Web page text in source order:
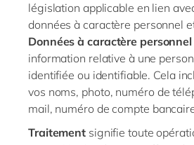
législation applicable en lien
données à caractère personnel
Données à caractère personnel
information relative à une
identifiée ou identifiable. Cela
vos noms, photo, numéro de
mail, numéro de compte
Traitement signifie toute